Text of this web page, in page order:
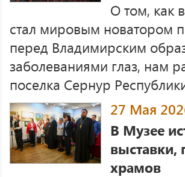
О том, как
стал мировым новатором
перед Владимирским
заболеваниями глаз, нам
поселка Сернур
27 Мая
В Музее
храмов